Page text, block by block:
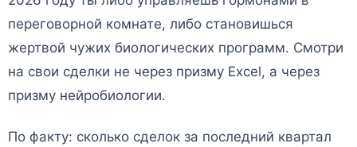
переговорной комнате, либо становишься
жертвой чужих биологических программ. Смотри
на свои сделки не через призму Excel, а через
призму нейробиологии.
По факту: сколько сделок за последний квартал